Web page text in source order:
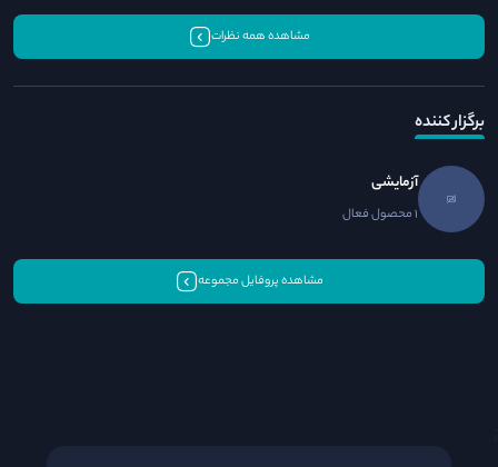
مشاهده همه نظرات
برگزار کننده
آزمایشی
1 محصول فعال
مشاهده پروفایل مجموعه